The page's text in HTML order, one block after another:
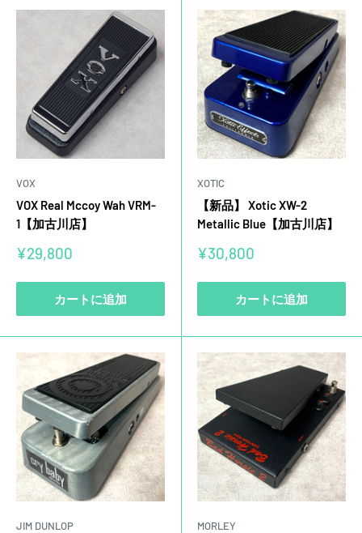
VOX
VOX Real Mccoy Wah VRM-
1【加古川店】
販
価
¥29,800
カートに追加
XOTIC
【新品】 Xotic XW-2
Metallic Blue【加古川店】
販
価
¥30,800
カートに追加
JIM DUNLOP MORLEY